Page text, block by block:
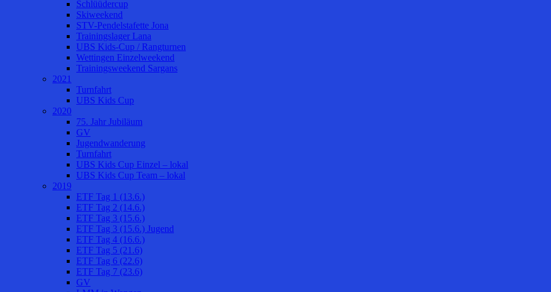
Schlüüdercup
Skiweekend
STV-Pendelstafette Jona
Trainingslager Lana
UBS Kids-Cup / Rangturnen
Wettingen Einzelweekend
Trainingsweekend Sargans
2021
Turnfahrt
UBS Kids Cup
2020
75. Jahr Jubiläum
GV
Jugendwanderung
Turnfahrt
UBS Kids Cup Einzel – lokal
UBS Kids Cup Team – lokal
2019
ETF Tag 1 (13.6.)
ETF Tag 2 (14.6.)
ETF Tag 3 (15.6.)
ETF Tag 3 (15.6.) Jugend
ETF Tag 4 (16.6.)
ETF Tag 5 (21.6)
ETF Tag 6 (22.6)
ETF Tag 7 (23.6)
GV